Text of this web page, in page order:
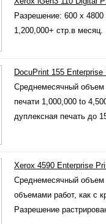
Разрешение: 600 х
1,200,000+ стр.в месяц.
DocuPrint 155
Среднемесячный объем
печати 1,000,000 to
дуплексная печать до
Xerox 4590 Enterprise
Среднемесячный объем
объемами работ, как с
Разрешение